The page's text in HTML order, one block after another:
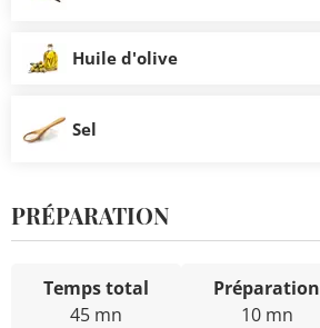
Huile d'olive
Sel
PRÉPARATION
Temps total
45 mn
Préparation
10 mn